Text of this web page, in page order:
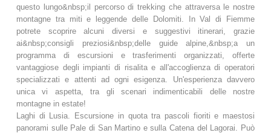
questo lungo&nbsp;il percorso di trekking che attraversa le nostre
montagne tra miti e leggende delle Dolomiti. In Val di Fiemme
potrete scoprire alcuni diversi e suggestivi itinerari, grazie
ai&nbsp;consigli preziosi&nbsp;delle guide alpine,&nbsp;a un
programma di escursioni e trasferimenti organizzati, offerte
vantaggiose degli impianti di risalita e all'accoglienza di operatori
specializzati e attenti ad ogni esigenza. Un'esperienza davvero
unica vi aspetta, tra gli scenari indimenticabili delle nostre
montagne in estate!
Laghi di Lusia. Escursione in quota tra pascoli fioriti e maestosi
panorami sulle Pale di San Martino e sulla Catena del Lagorai. Può